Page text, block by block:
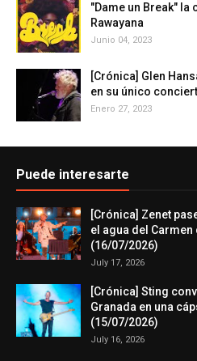
"Dame un Break"
Rawayana
Junio 04, 2023
[Crónica] Glen
en su único
Enero 27, 2023
Puede interesarte
[Crónica] Zenet
el agua del
(16/07/2026)
July 17, 2026
[Crónica] Sting
Granada en una
(15/07/2026)
July 16, 2026